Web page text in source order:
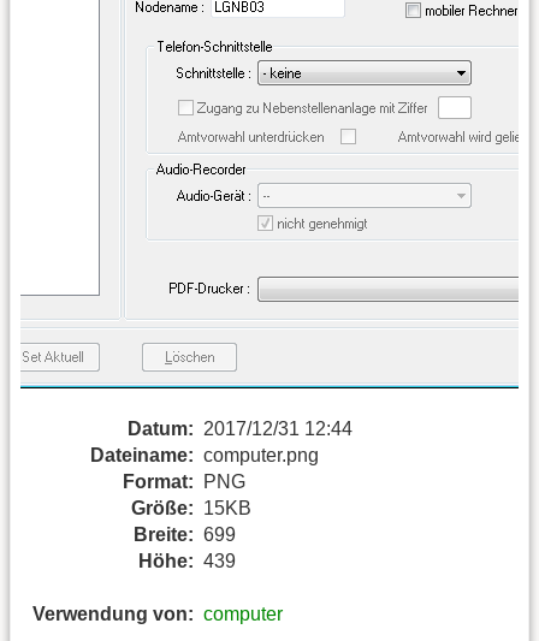
Datum: 2017/12/31 12:44
Dateiname: computer.png
Format:
PNG
Größe: 15KB
Breite: 699
Höhe: 439
Verwendung von: computer